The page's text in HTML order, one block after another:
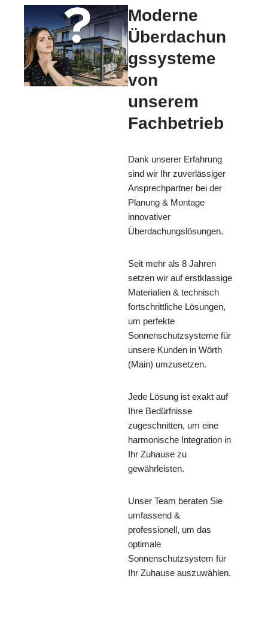
Moderne
Überdachun
gssysteme
von
unserem
Fachbetrieb
Dank unserer Erfahrung
sind wir Ihr zuverlässiger
Ansprechpartner bei der
Planung & Montage
innovativer
Überdachungslösungen.
Seit mehr als 8 Jahren
setzen wir auf erstklassige
Materialien & technisch
fortschrittliche Lösungen,
um perfekte
Sonnenschutzsysteme für
unsere Kunden in Wörth
(Main) umzusetzen.
Jede Lösung ist exakt auf
Ihre Bedürfnisse
zugeschnitten, um eine
harmonische Integration in
Ihr Zuhause zu
gewährleisten.
Unser Team beraten Sie
umfassend &
professionell, um das
optimale
Sonnenschutzsystem für
Ihr Zuhause auszuwählen.